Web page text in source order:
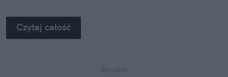
Czytaj całość
REKLAMA